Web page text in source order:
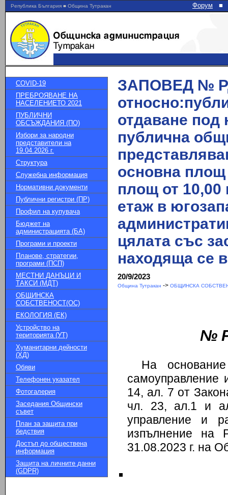
Република България ■ Община Тутракан Форум ■
COVID-19
ПРЕБРОЯВАНЕ НА
НАСЕЛЕНИЕТО 2021
ПУБЛИЧНИ
ОБСЪЖДАНИЯ (ПО)
Избори за народни
представители на
19.04.2026 г.
Структура
Служебна информация
Нормативни документи
Публични регистри (ПР)
Профил на купувача
Бюджет на
администрацията (БА)
Програми и проекти
Планове, стратегии,
програми (ПСП)
МЕСТНИ ДАНЪЦИ И
ТАКСИ (МДТ)
ОБЩИНСКА
СОБСТВЕНОСТ(ОС)
ЕКОЛОГИЯ (ЕК)
Устройство на
територията (УТ)
Хуманитарни дейности
(ХД)
Обяви
Телефонен указател
Фотогалерия
Заседания Общински
съвет
План за защита при
бедствия
Достъп до обществена
информация
Защита на личните данни
(GDPR)
ЗАПОВЕД №
отдаване под
публична
основна площ
площ от 10,00
етаж в
цялата със
находяща се
20/9/2023
Община Тутракан -> ОБЩИНСКА
№
На
самоуправление
14, ал. 7 от
чл. 23, ал.1 и
управление и
изпълнение
31.08.2023 г. на